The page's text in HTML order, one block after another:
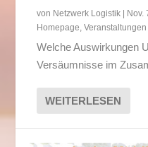
von Netzwerk Logistik | Nov.
Homepage ,Veranstaltungen
Welche Auswirkungen
Versäumnisse im
WEITERLESEN